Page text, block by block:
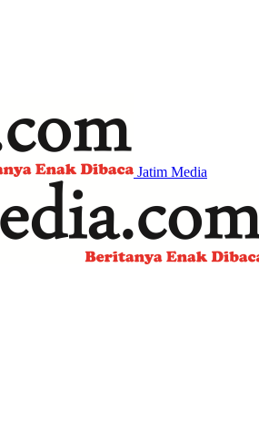
Jatim Media